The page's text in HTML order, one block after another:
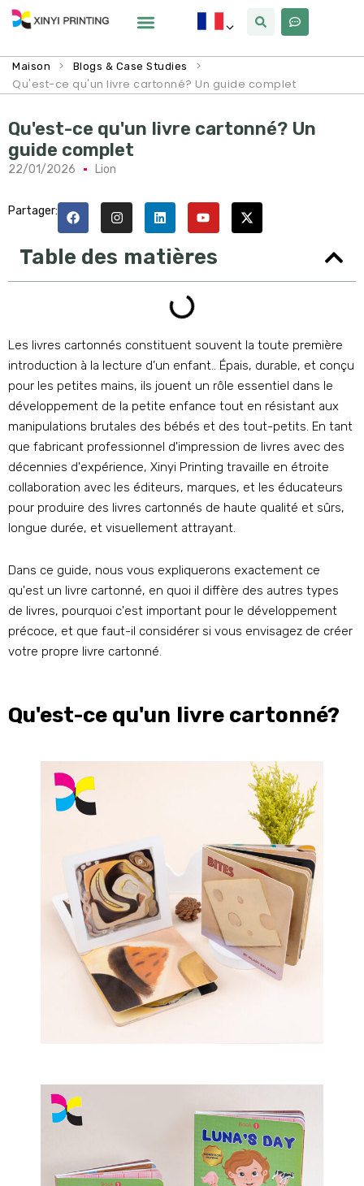
Maison > Blogs & Case Studies
>
Qu'est-ce qu'un livre cartonné? Un guide complet
Qu'est-ce qu'un livre cartonné? Un
guide complet
22/01/2026 Lion
Partager:
Table des matières
Les livres cartonnés constituent souvent la toute première
introduction à la lecture d’un enfant.. Épais, durable, et conçu
pour les petites mains, ils jouent un rôle essentiel dans le
développement de la petite enfance tout en résistant aux
manipulations brutales des bébés et des tout-petits. En tant
que fabricant professionnel d'impression de livres avec des
décennies d'expérience, Xinyi Printing travaille en étroite
collaboration avec les éditeurs, marques, et les éducateurs
pour produire des livres cartonnés de haute qualité et sûrs,
longue durée, et visuellement attrayant.
Dans ce guide, nous vous expliquerons exactement ce
qu'est un livre cartonné, en quoi il diffère des autres types
de livres, pourquoi c'est important pour le développement
précoce, et que faut-il considérer si vous envisagez de créer
votre propre livre cartonné.
Qu'est-ce qu'un livre cartonné?